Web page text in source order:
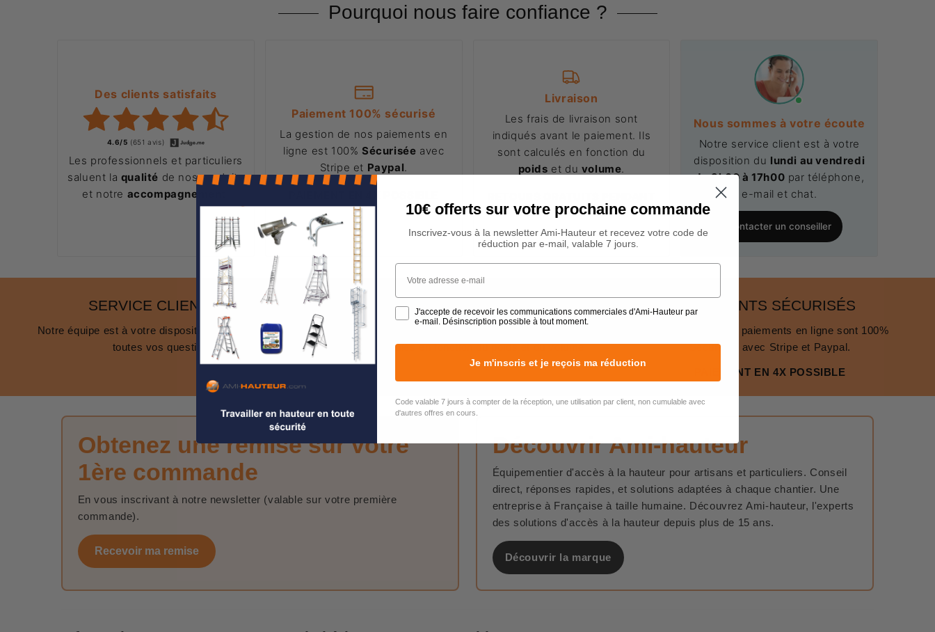
Pourquoi nous faire confiance ?
Des clients satisfaits
4.6/5 (651 avis)
Les professionnels et particuliers
saluent la qualité de nos produits
et notre accompagnement
Paiement 100% sécurisé
La gestion de nos paiements en
ligne est 100% Sécurisée avec
Stripe et Paypal.
Livraison
Les frais de livraison sont
indiqués avant le paiement. Ils
sont calculés en fonction du
poids et du volume
14J
Nous sommes à votre écoute
Notre service client est à votre
disposition du lundi au vendredi
de 9h00 à 17h00 par téléphone,
e-mail et chat.
Contacter un conseiller
SERVICE CLIENT 24/7
Notre équipe est à votre disposition pour répondre à
toutes vos questions.
LIVRAISON
Les frais de livraison sont indiqués avant le paiement. Ils
sont calculés en fonction du poids et du volume
PAIEMENTS SÉCURISÉS
La gestion de nos paiements en ligne sont 100%
Sécurisés avec Stripe et Paypal.
PAIEMENT EN 4X POSSIBLE
Obtenez une remise sur votre
1ère commande
En vous inscrivant à notre newsletter (valable sur votre première
commande).
Recevoir ma remise
Découvrir Ami-hauteur
Équipementier d'accès à la hauteur pour artisans et particuliers. Conseil
direct, réponses rapides, et solutions adaptées à chaque chantier. Une
entreprise à Française à taille humaine. Découvrez Ami-hauteur, l'experts
des solutions d'accès à la hauteur depuis plus de 15 ans.
Découvrir la marque
10€ offerts sur votre prochaine commande
Inscrivez-vous à la newsletter Ami-Hauteur et recevez votre code de
réduction par e-mail, valable 7 jours.
Votre adresse e-mail
J'accepte de recevoir les communications commerciales d'Ami-Hauteur par
e-mail. Désinscription possible à tout moment.
Je m'inscris et je reçois ma réduction
Code valable 7 jours à compter de la réception, une utilisation par client, non cumulable avec
d'autres offres en cours.